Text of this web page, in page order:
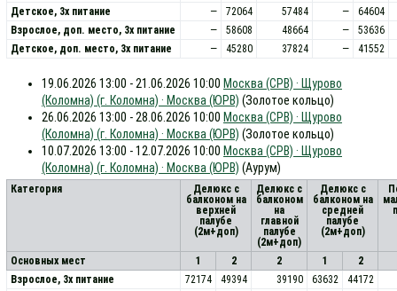
Детское, 3х питание
— 72064 57484 —
64604
Взрослое, доп. место, 3x питание
— 58608 48664 —
53636
Детское, доп. место, 3x питание
— 45280 37824 — 41552
19.06.2026 13:00 - 21.06.2026 10:00 Москва (СРВ) · Щурово
(Коломна) (г. Коломна) · Москва (ЮРВ) (Золотое кольцо)
26.06.2026 13:00 - 28.06.2026 10:00 Москва (СРВ) · Щурово
(Коломна) (г. Коломна) · Москва (ЮРВ) (Золотое кольцо)
10.07.2026 13:00 - 12.07.2026 10:00 Москва (СРВ) · Щурово
(Коломна) (г. Коломна) · Москва (ЮРВ) (Аурум)
Категория
Делюкс с
балконом на
верхней
палубе
(2м+доп)
Делюкс с
балконом
на
главной
палубе
(2м+доп)
Делюкс с
балконом на
средней
палубе
(2м+доп)
Основных мест 1 2 2 1
2
Взрослое, 3х питание
72174 49394 39190 63632
44172